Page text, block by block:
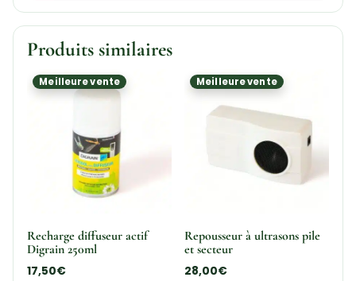
Produits similaires
Meilleure vente
Recharge diffuseur actif
Digrain 250ml
17,50€
Meilleure vente
Repousseur à ultrasons pile
et secteur
28,00€